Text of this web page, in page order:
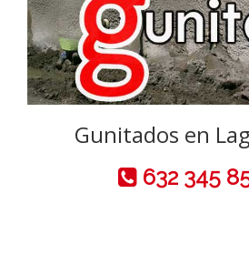
Gunitados en
632 345